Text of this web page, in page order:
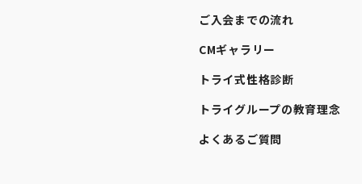
ご入会までの流れ
CMギャラリー
トライ式性格診断
トライグループの教育理念
よくあるご質問